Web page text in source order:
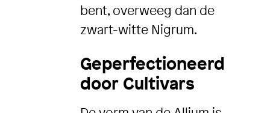
bent, overweeg dan de
zwart-witte Nigrum.
Geperfectioneerd
door Cultivars